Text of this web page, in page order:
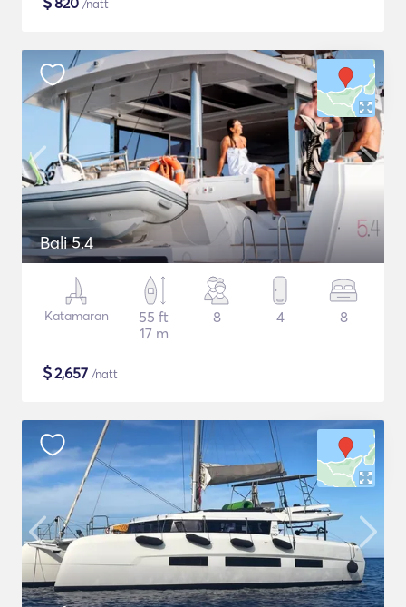
/natt
Bali 5.4
Katamaran
55 ft
17 m
8 4 8
$2,657 /natt